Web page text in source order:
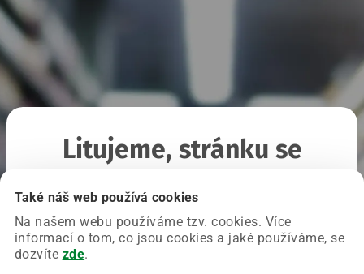
Také náš web používá cookies
Na našem webu používáme tzv. cookies. Více
informací o tom, co jsou cookies a jaké používáme, se
dozvíte zde.
Litujeme, stránku se
Chyba nastala na naší straně a už ji opravujeme.
Zkuste prosím znovu načíst požadovanou stránku.